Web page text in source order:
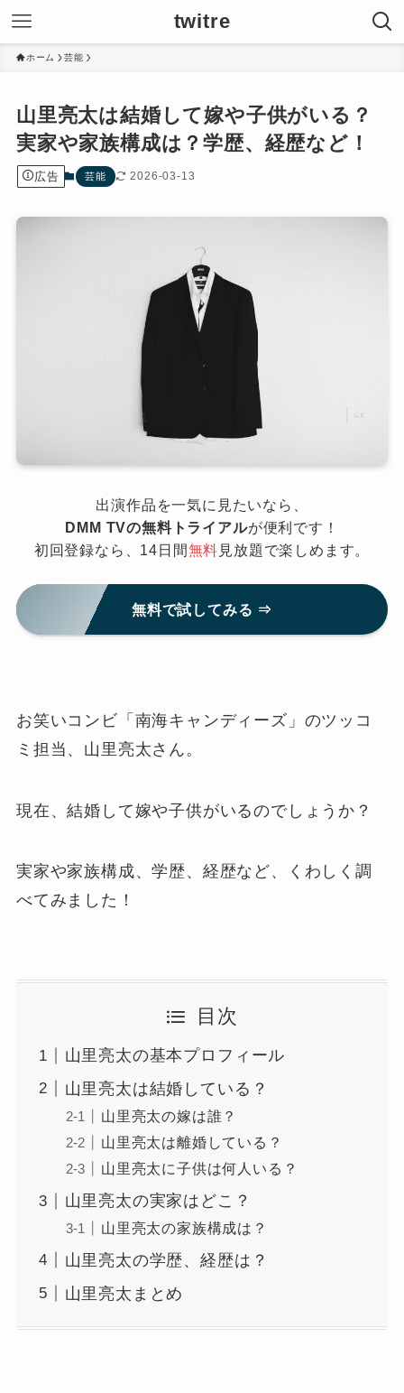
twitre
ホーム 芸能
山里亮太は結婚して嫁や子供がいる？
実家や家族構成は？学歴、経歴など！
広告 芸能 2026-03-13
出演作品を一気に見たいなら、
DMM TVの無料トライアルが便利です！
初回登録なら、14日間無料 見放題で楽しめます。
無料で試してみる ⇒
お笑いコンビ「南海キャンディーズ」のツッコ
ミ担当、山里亮太さん。
現在、結婚して嫁や子供がいるのでしょうか？
実家や家族構成、学歴、経歴など、くわしく調
べてみました！
目次
山里亮太の基本プロフィール
山里亮太は結婚している？
山里亮太の嫁は誰？
山里亮太は離婚している？
山里亮太に子供は何人いる？
山里亮太の実家はどこ？
山里亮太の家族構成は？
山里亮太の学歴、経歴は？
山里亮太まとめ